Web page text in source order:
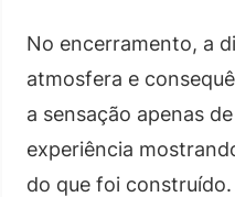
No encerramento, a
atmosfera e
a sensação apenas
experiência
do que foi construído.